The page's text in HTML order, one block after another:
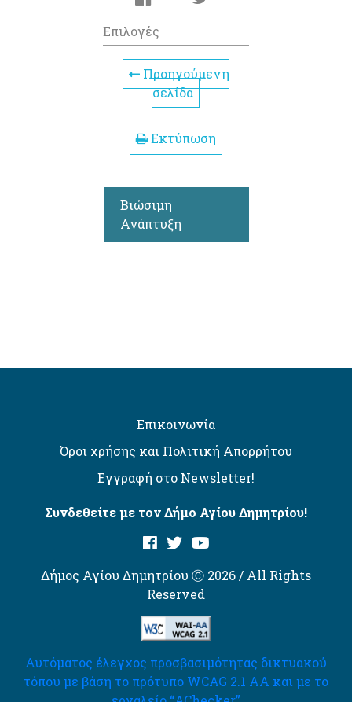
Επιλογές
Προηγούμενη
σελίδα
Εκτύπωση
Βιώσιμη
Ανάπτυξη
Επικοινωνία
Όροι χρήσης και Πολιτική Απορρήτου
Εγγραφή στο Newsletter!
Συνδεθείτε με τον Δήμο Αγίου Δημητρίου!
Δήμος Αγίου Δημητρίου Ⓒ 2026 / All Rights
Reserved
Αυτόματος έλεγχος προσβασιμότητας δικτυακού
τόπου με βάση το πρότυπο WCAG 2.1 AA και με το